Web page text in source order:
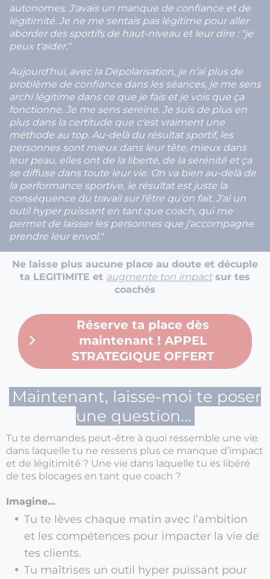
autonomes. J'avais un manque de confiance et de
légitimité. Je ne me sentais pas légitime pour aller
aborder des sportifs de haut-niveau et leur dire : "je
peux t'aider."
Aujourd'hui, avec la Dépolarisation, je n’ai plus de
problème de confiance dans les séances, je me sens
archi légitime dans ce que je fais et je vois que ça
fonctionne. Je me sens sereine. Je suis de plus en
plus dans la certitude que c'est vraiment une
méthode au top. Au-delà du résultat sportif, les
personnes sont mieux dans leur tête, mieux dans
leur peau, elles ont de la liberté, de la sérénité et ça
se diffuse dans toute leur vie. On va bien au-delà de
la performance sportive, le résultat est juste la
conséquence du travail sur l'être qu'on fait. J'ai un
outil hyper puissant en tant que coach, qui me
permet de laisser les personnes que j'accompagne
prendre leur envol."
Ne laisse plus aucune place au doute et décuple
ta LEGITIMITE et augmente ton impactsur tes
coachés
Réserve ta place dès
maintenant ! APPEL
STRATEGIQUE OFFERT
Maintenant, laisse-moi te poser
une question...
Tu te demandes peut-être à quoi ressemble une vie
dans laquelle tu ne ressens plus ce manque d’impact
et de légitimité ? Une vie dans laquelle tu es libéré
de tes blocages en tant que coach ?
Imagine…
Tu te lèves chaque matin avec l’ambition
et les compétences pour impacter la vie de
tes clients.
Tu maîtrises un outil hyper puissant pour